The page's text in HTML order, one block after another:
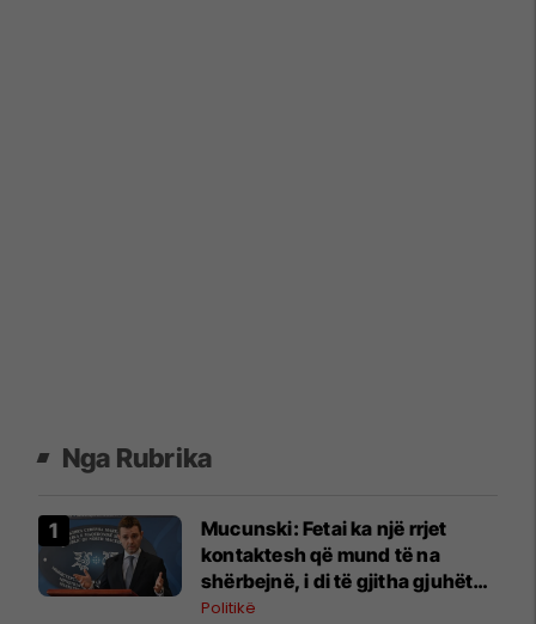
Nga Rubrika
Mucunski: Fetai ka një rrjet
kontaktesh që mund të na
shërbejnë, i di të gjitha gjuhët
zyrtare të Belgjikës
Politikë